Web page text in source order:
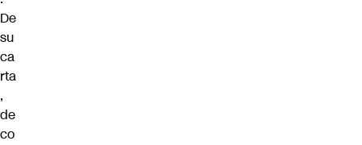
De
su
ca
rta
,
de
co